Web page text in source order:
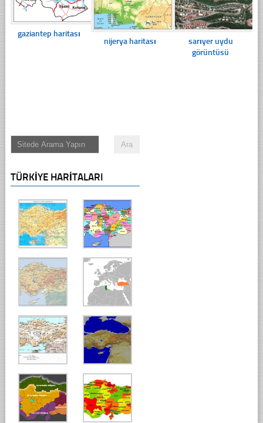
gaziantep haritası
nijerya haritası
sarıyer uydu
görüntüsü
TÜRKIYE HARITALARI